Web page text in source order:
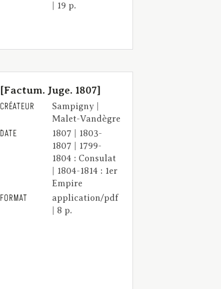
| 19 p.
[Factum. Juge. 1807]
CRÉATEUR
Sampigny |
Malet-Vandègre
DATE
1807 | 1803-
1807 | 1799-
1804 : Consulat
| 1804-1814 : 1er
Empire
FORMAT
application/pdf
| 8 p.